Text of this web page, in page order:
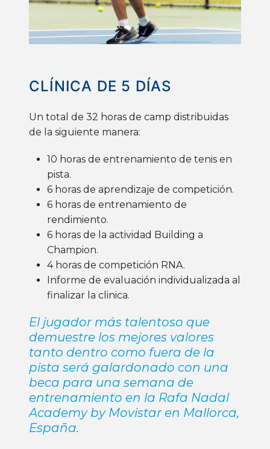
CLÍNICA DE 5 DÍAS
Un total de 32 horas de camp distribuidas
de la siguiente manera:
10 horas de entrenamiento de tenis en
pista.
6 horas de aprendizaje de competición.
6 horas de entrenamiento de
rendimiento.
6 horas de la actividad Building a
Champion.
4 horas de competición RNA.
Informe de evaluación individualizada al
finalizar la clinica.
El jugador más talentoso que
demuestre los mejores valores
tanto dentro como fuera de la
pista será galardonado con una
beca para una semana de
entrenamiento en la Rafa Nadal
Academy by Movistar en Mallorca,
España.